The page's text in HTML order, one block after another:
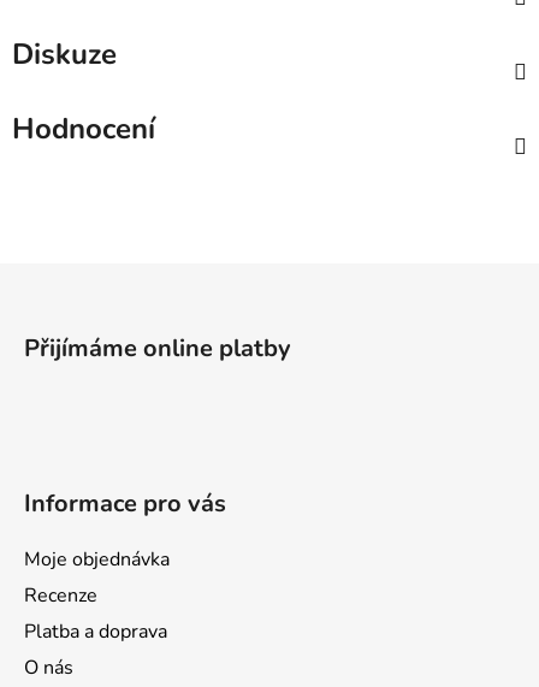
Diskuze
Hodnocení
Přijímáme online platby
Informace pro vás
Moje objednávka
Recenze
Platba a doprava
O nás